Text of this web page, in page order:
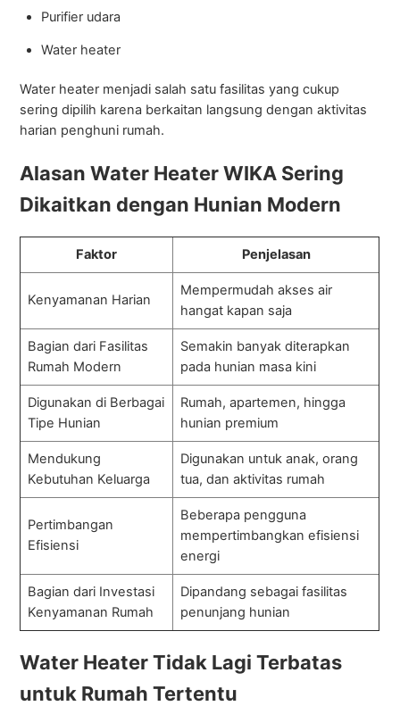
Purifier udara
Water heater
Water heater menjadi salah satu fasilitas yang cukup
sering dipilih karena berkaitan langsung dengan aktivitas
harian penghuni rumah.
Alasan Water Heater WIKA Sering
Dikaitkan dengan Hunian Modern
Faktor Penjelasan
Kenyamanan Harian
Mempermudah akses air
hangat kapan saja
Bagian dari Fasilitas
Rumah Modern
Semakin banyak diterapkan
pada hunian masa kini
Digunakan di Berbagai
Tipe Hunian
Rumah, apartemen, hingga
hunian premium
Mendukung
Kebutuhan Keluarga
Digunakan untuk anak, orang
tua, dan aktivitas rumah
Pertimbangan
Efisiensi
Beberapa pengguna
mempertimbangkan efisiensi
energi
Bagian dari Investasi
Kenyamanan Rumah
Dipandang sebagai fasilitas
penunjang hunian
Water Heater Tidak Lagi Terbatas
untuk Rumah Tertentu